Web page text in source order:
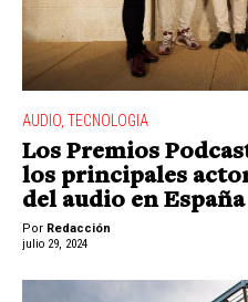
AUDIO TECNOLOGIA
Los Premios
los principales
del audio en España
Por Redacción
julio 29, 2024